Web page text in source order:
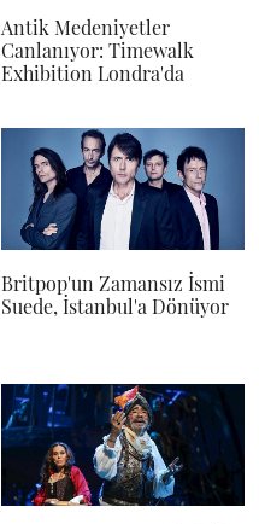
Antik Medeniyetler
Canlanıyor: Timewalk
Exhibition Londra'da
Britpop'un Zamansız İsmi
Suede, İstanbul'a Dönüyor